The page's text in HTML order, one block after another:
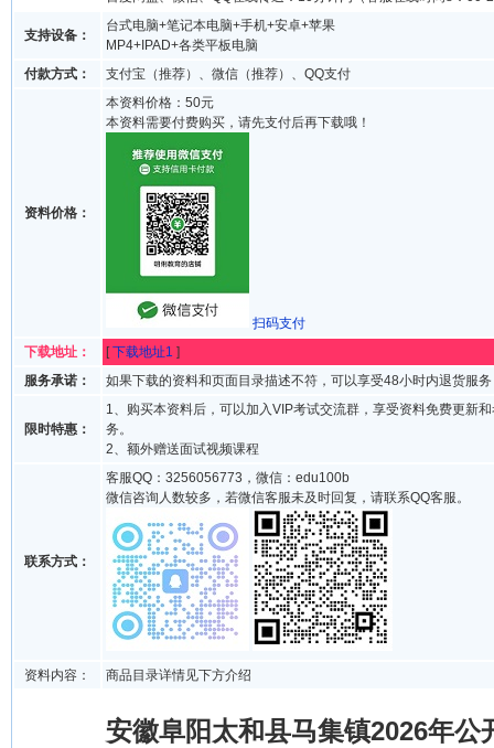
支持设备：
台式电脑+笔记本电脑+手机+安卓+苹果
MP4+IPAD+各类平板电脑
付款方式：
支付宝（推荐）、微信（推荐）、QQ支付
资料价格：
本资料价格：50元
本资料需要付费购买，请先支付后再下载哦！
扫码支付
下载地址：
[下载地址1 ]
服务承诺：
如果下载的资料和页面目录描述不符，可以享受48小时内退货服务
限时特惠：
1、购买本资料后，可以加入VIP考试交流群，享受资料免费更新
务。
2、额外赠送面试视频课程
联系方式：
客服QQ：3256056773，微信：edu100b
微信咨询人数较多，若微信客服未及时回复，请联系QQ客服。
资料内容： 商品目录详情见下方介绍
安徽阜阳太和县马集镇2026年公